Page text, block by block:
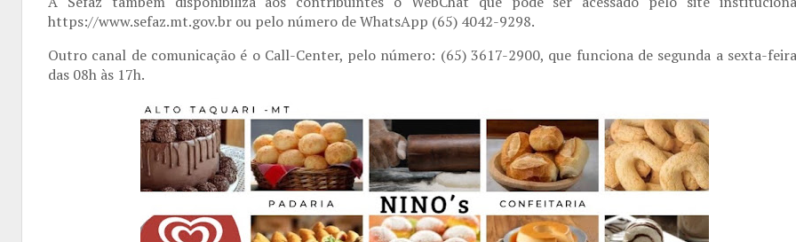
https://www.sefaz.mt.gov.br ou pelo número de WhatsApp (65) 4042-9298.
Outro canal de comunicação é o Call-Center, pelo número: (65) 3617-2900, que funciona de segunda a sexta-
das 08h às 17h.